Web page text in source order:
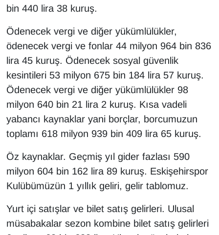
bin 440 lira 38 kuruş.
Ödenecek vergi ve diğer yükümlülükler,
ödenecek vergi ve fonlar 44 milyon 964 bin 836
lira 45 kuruş. Ödenecek sosyal güvenlik
kesintileri 53 milyon 675 bin 184 lira 57 kuruş.
Ödenecek vergi ve diğer yükümlülükler 98
milyon 640 bin 21 lira 2 kuruş. Kısa vadeli
yabancı kaynaklar yani borçlar, borcumuzun
toplamı 618 milyon 939 bin 409 lira 65 kuruş.
Öz kaynaklar. Geçmiş yıl gider fazlası 590
milyon 604 bin 162 lira 89 kuruş. Eskişehirspor
Kulübümüzün 1 yıllık geliri, gelir tablomuz.
Yurt içi satışlar ve bilet satış gelirleri. Ulusal
müsabakalar sezon kombine bilet satış gelirleri